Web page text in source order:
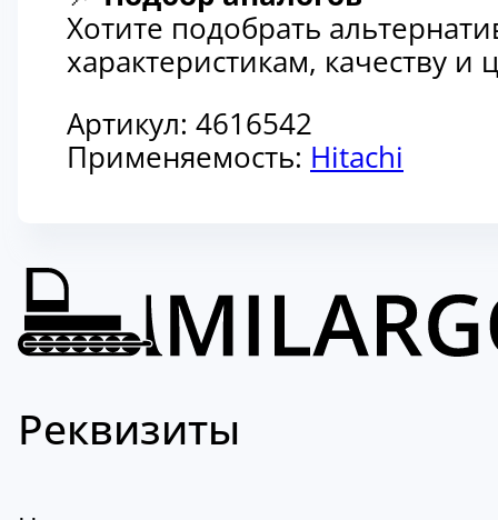
Хотите подобрать
характеристикам, качеству
Артикул: 4616542
Применяемость: Hitachi
Реквизиты